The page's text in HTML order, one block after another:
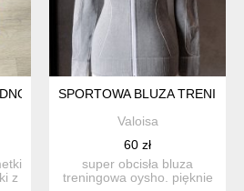
KOSTIUM
z
SPORTOWA BLUZA
Valoisa
60 zł
super obcisła bluza
treningowa oysho. pięknie